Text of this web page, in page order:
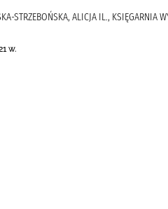
STRZEBOŃSKA, ALICJA IL., KSIĘGARNIA
w.